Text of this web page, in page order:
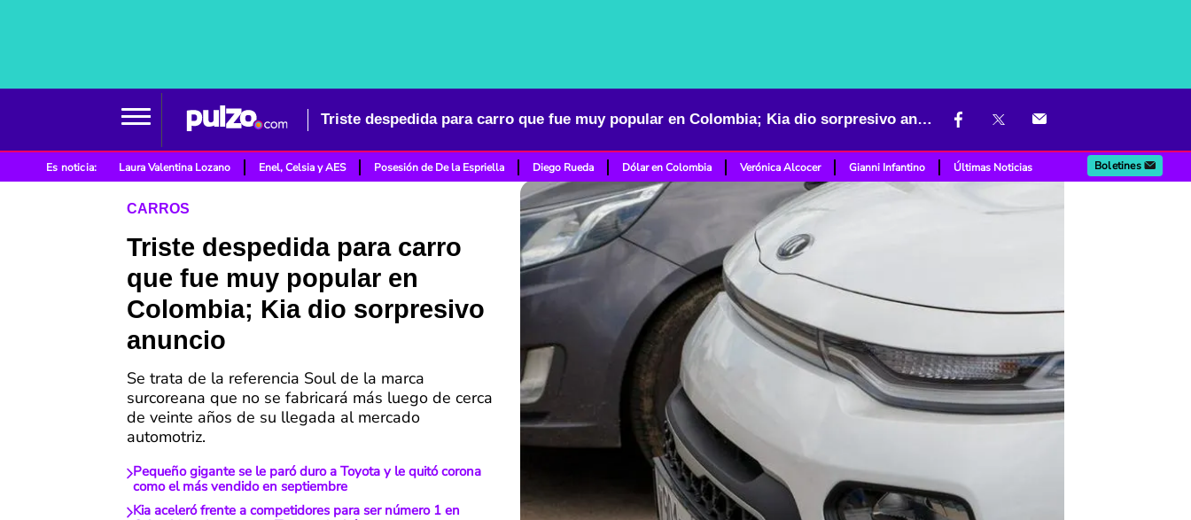
Triste despedida para carro que fue muy popular en Colombia; Kia dio sorpresivo anuncio
Es noticia: Laura Valentina Lozano Enel, Celsia y AES Posesión de De la Espriella Diego Rueda Dólar en Colombia Verónica Alcocer Gianni Infantino Últimas Noticias Boletines
CARROS
Triste despedida para carro
que fue muy popular en
Colombia; Kia dio sorpresivo
anuncio
Se trata de la referencia Soul de la marca
surcoreana que no se fabricará más luego de cerca
de veinte años de su llegada al mercado
automotriz.
Pequeño gigante se le paró duro a Toyota y le quitó corona
como el más vendido en septiembre
Kia aceleró frente a competidores para ser número 1 en